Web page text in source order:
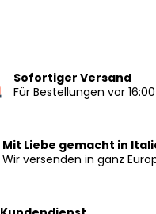
Sofortiger Versand
Für Bestellungen vor 16:00
Mit Liebe gemacht in
Wir versenden in ganz